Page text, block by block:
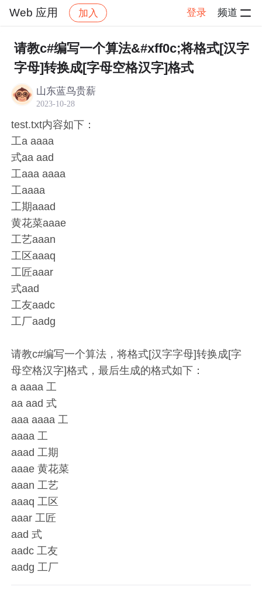
Web 应用 加入 登录 频道
社区 Web 应用 帖子详情
请教c#编写一个算法&#xff0c;将格式[汉字
字母]转换成[字母空格汉字]格式
山东蓝鸟贵薪
2023-10-28
test.txt内容如下：
工a aaaa
式aa aad
工aaa aaaa
工aaaa
工期aaad
黄花菜aaae
工艺aaan
工区aaaq
工匠aaar
式aad
工友aadc
工厂aadg
请教c#编写一个算法，将格式[汉字字母]转换成[字
母空格汉字]格式，最后生成的格式如下：
a aaaa 工
aa aad 式
aaa aaaa 工
aaaa 工
aaad 工期
aaae 黄花菜
aaan 工艺
aaaq 工区
aaar 工匠
aad 式
aadc 工友
aadg 工厂